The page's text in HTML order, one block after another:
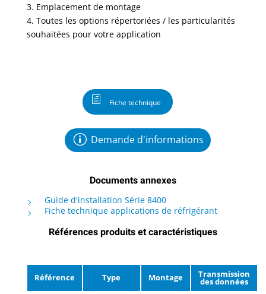
3. Emplacement de montage
4. Toutes les options répertoriées / les particularités
souhaitées pour votre application
Fiche technique
Demande d'informations
Documents annexes
Guide d'installation Série 8400
Fiche technique applications de réfrigérant
Références produits et caractéristiques
Référence Type Montage Transmission
des données